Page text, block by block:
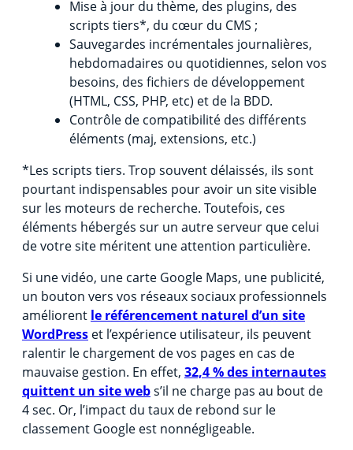
Mise à jour du thème, des plugins, des
scripts tiers*, du cœur du CMS ;
Sauvegardes incrémentales journalières,
hebdomadaires ou quotidiennes, selon vos
besoins, des fichiers de développement
(HTML, CSS, PHP, etc) et de la BDD.
Contrôle de compatibilité des différents
éléments (maj, extensions, etc.)
*Les scripts tiers. Trop souvent délaissés, ils sont
pourtant indispensables pour avoir un site visible
sur les moteurs de recherche. Toutefois, ces
éléments hébergés sur un autre serveur que celui
de votre site méritent une attention particulière.
Si une vidéo, une carte Google Maps, une publicité,
un bouton vers vos réseaux sociaux professionnels
améliorent le référencement naturel d’un site
WordPress et l’expérience utilisateur, ils peuvent
ralentir le chargement de vos pages en cas de
mauvaise gestion. En effet, 32,4 % des internautes
quittent un site webs’il ne charge pas au bout de
4 sec. Or, l’impact du taux de rebond sur le
classement Google est nonnégligeable.